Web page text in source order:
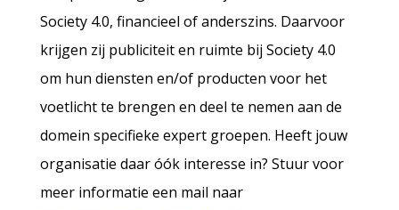
Society 4.0, financieel of anderszins. Daarvoor
krijgen zij publiciteit en ruimte bij Society 4.0
om hun diensten en/of producten voor het
voetlicht te brengen en deel te nemen aan de
domein specifieke expert groepen. Heeft jouw
organisatie daar óók interesse in? Stuur voor
meer informatie een mail naar